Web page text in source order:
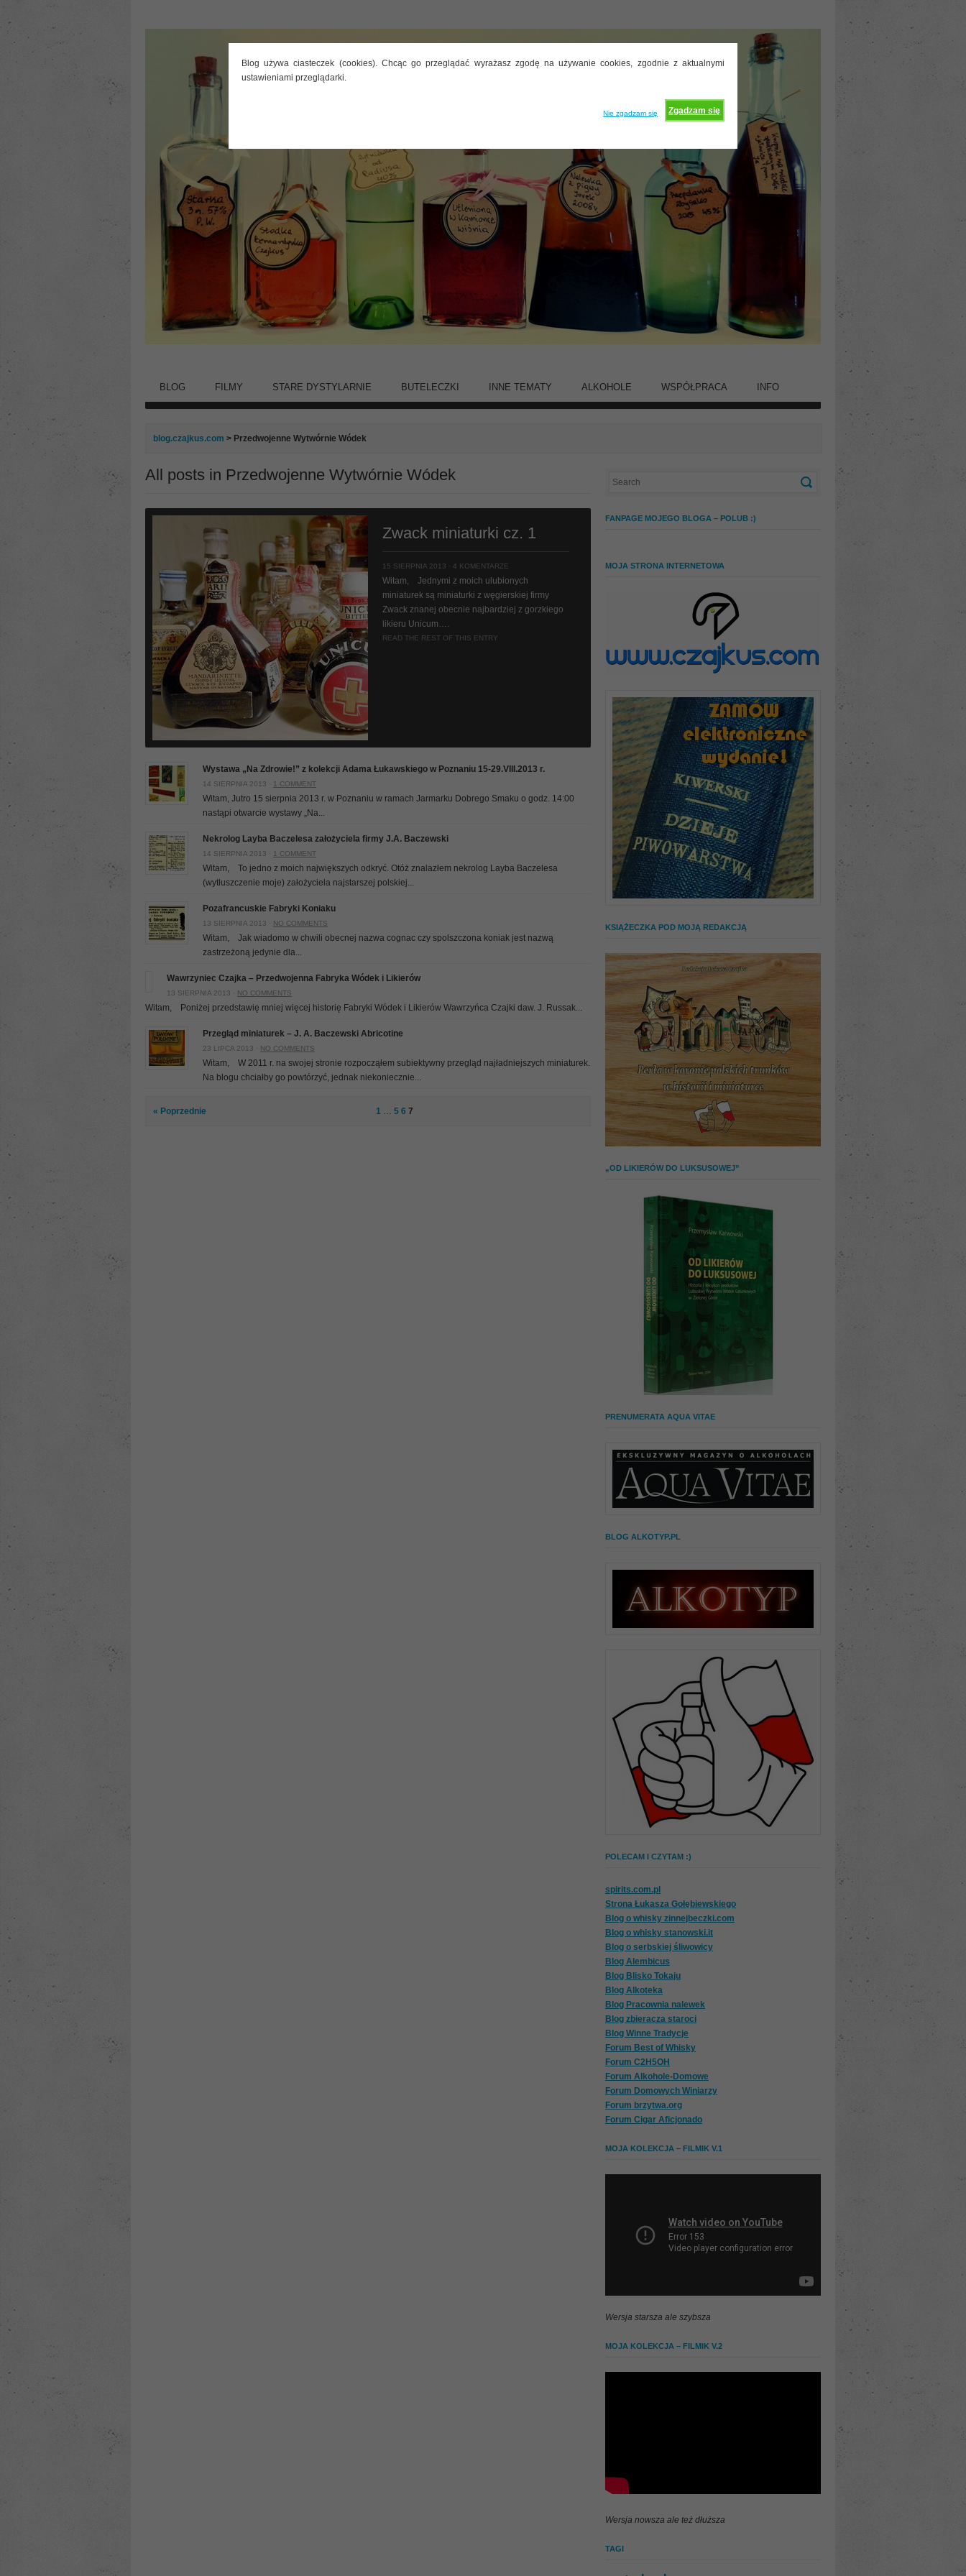
Blog używa ciasteczek (cookies). Chcąc go przeglądać wyrażasz zgodę na używanie cookies, zgodnie z aktualnymi
ustawieniami przeglądarki.
Zgadzam się
Nie zgadzam się
BLOG FILMY STARE DYSTYLARNIE BUTELECZKI INNE TEMATY ALKOHOLE WSPÓŁPRACA INFO
blog.czajkus.com > Przedwojenne Wytwórnie Wódek
All posts in Przedwojenne Wytwórnie Wódek
Zwack miniaturki cz. 1
15 SIERPNIA 2013 · 4 KOMENTARZE
Witam, Jednymi z moich ulubionych
miniaturek są miniaturki z węgierskiej firmy
Zwack znanej obecnie najbardziej z gorzkiego
likieru Unicum….
READ THE REST OF THIS ENTRY
Wystawa „Na Zdrowie!” z kolekcji Adama Łukawskiego w Poznaniu 15-29.VIII.2013 r.
14 SIERPNIA 2013 · 1 COMMENT
Witam, Jutro 15 sierpnia 2013 r. w Poznaniu w ramach Jarmarku Dobrego Smaku o godz. 14:00
nastąpi otwarcie wystawy „Na...
Nekrolog Layba Baczelesa założyciela firmy J.A. Baczewski
14 SIERPNIA 2013 · 1 COMMENT
Witam, To jedno z moich największych odkryć. Otóż znalazłem nekrolog Layba Baczelesa
(wytłuszczenie moje) założyciela najstarszej polskiej...
Pozafrancuskie Fabryki Koniaku
13 SIERPNIA 2013 · NO COMMENTS
Witam, Jak wiadomo w chwili obecnej nazwa cognac czy spolszczona koniak jest nazwą
zastrzeżoną jedynie dla...
Wawrzyniec Czajka – Przedwojenna Fabryka Wódek i Likierów
13 SIERPNIA 2013 · NO COMMENTS
Witam, Poniżej przedstawię mniej więcej historię Fabryki Wódek i Likierów Wawrzyńca Czajki daw. J. Russak...
Przegląd miniaturek – J. A. Baczewski Abricotine
23 LIPCA 2013 · NO COMMENTS
Witam, W 2011 r. na swojej stronie rozpocząłem subiektywny przegląd najładniejszych miniaturek.
Na blogu chciałby go powtórzyć, jednak niekoniecznie...
« Poprzednie 1 … 5 6 7
FANPAGE MOJEGO BLOGA – POLUB :)
MOJA STRONA INTERNETOWA
KSIĄŻECZKA POD MOJĄ REDAKCJĄ
„OD LIKIERÓW DO LUKSUSOWEJ”
PRENUMERATA AQUA VITAE
BLOG ALKOTYP.PL
POLECAM I CZYTAM :)
spirits.com.pl
Strona Łukasza Gołębiewskiego
Blog o whisky zinnejbeczki.com
Blog o whisky stanowski.it
Blog o serbskiej śliwowicy
Blog Alembicus
Blog Blisko Tokaju
Blog Alkoteka
Blog Pracownia nalewek
Blog zbieracza staroci
Blog Winne Tradycje
Forum Best of Whisky
Forum C2H5OH
Forum Alkohole-Domowe
Forum Domowych Winiarzy
Forum brzytwa.org
Forum Cigar Aficjonado
MOJA KOLEKCJA – FILMIK V.1
Wersja starsza ale szybsza
MOJA KOLEKCJA – FILMIK V.2
Wersja nowsza ale też dłuższa
TAGI